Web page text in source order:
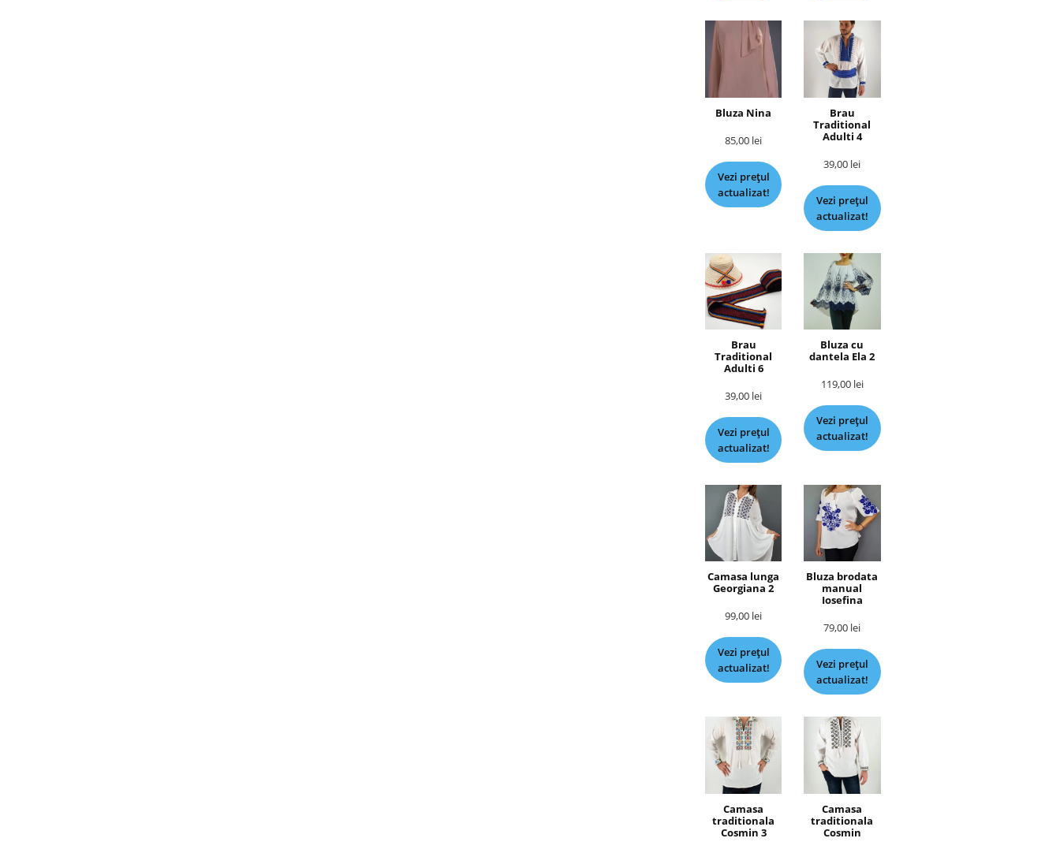
Bluza Nina
85,00 lei
Vezi prețul
actualizat!
Brau
Traditional
Adulti 4
39,00 lei
Vezi prețul
actualizat!
Brau
Traditional
Adulti 6
39,00 lei
Vezi prețul
actualizat!
Bluza cu
dantela Ela 2
119,00 lei
Vezi prețul
actualizat!
Camasa lunga
Georgiana 2
99,00 lei
Vezi prețul
actualizat!
Bluza brodata
manual
Iosefina
79,00 lei
Vezi prețul
actualizat!
Camasa
traditionala
Cosmin 3
Camasa
traditionala
Cosmin